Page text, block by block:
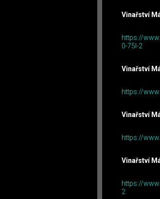
Vinařství
https://
0-75l-2
Vinařství
https://
Vinařství
https://
Vinařství
https://
2